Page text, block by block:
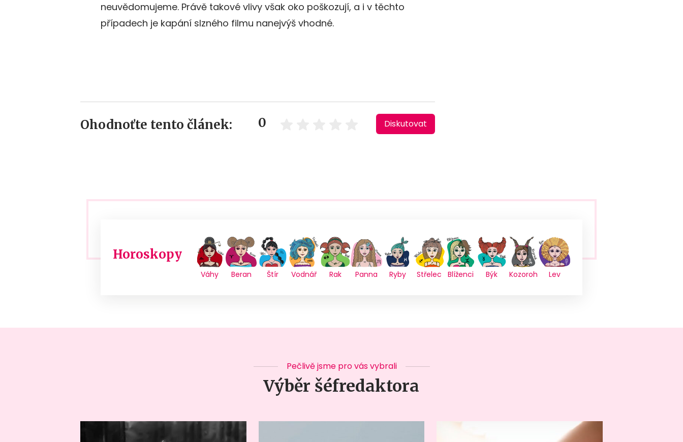
neuvědomujeme. Právě takové vlivy však oko poškozují, a i v těchto
případech je kapání slzného filmu nanejvýš vhodné.
Ohodnoťte tento článek: 0 Diskutovat
Horoskopy
Váhy Beran Štír Vodnář Rak Panna Ryby Střelec Blíženci Býk Kozoroh Lev
Pečlivě jsme pro vás vybrali
Výběr šéfredaktora